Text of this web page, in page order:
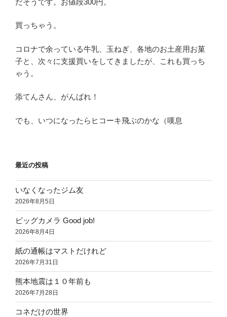
買っちゃう。
コロナで余っている牛乳、玉ねぎ、各地のお土産用お菓
子と、次々に支援買いをしてきましたが、これも買っち
ゃう。
添てんさん、がんばれ！
でも、いつになったらヒコーキ飛ぶのかな（嘆息
最近の投稿
いなくなったジム友
2026年8月5日
ビッグカメラ Good job!
2026年8月4日
紙の通帳はマストだけれど
2026年7月31日
熊本地震は１０年前も
2026年7月28日
コネだけの世界